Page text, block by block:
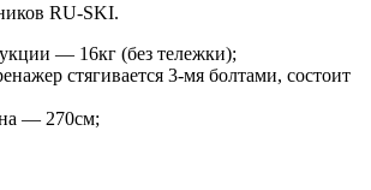
RU-SKI.
— 16кг (без тележки);
стягивается 3-мя болтами, состоит
— 270см;